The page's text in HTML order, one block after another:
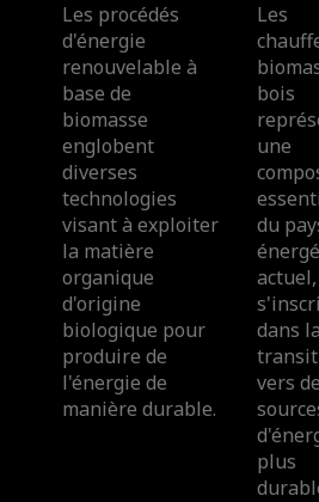
Les procédés
d'énergie
renouvelable à
base de
biomasse
englobent
diverses
technologies
visant à exploiter
la matière
organique
d'origine
biologique pour
produire de
l'énergie de
manière durable.
Les
bois
une
du
actuel,
dans la
vers
plus